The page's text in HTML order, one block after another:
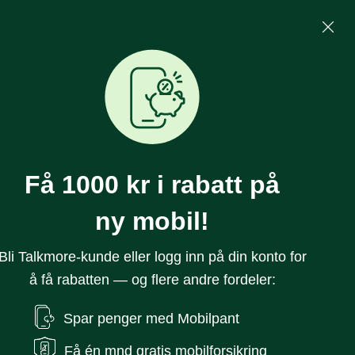
Få 1000 kr i rabatt på
ny mobil!
Bli Talkmore-kunde eller logg inn på din konto for
å få rabatten — og flere andre fordeler:
Spar penger med Mobilpant
Få én mnd gratis mobilforsikring